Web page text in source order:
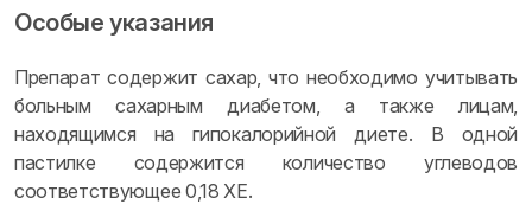
Особые указания
Препарат содержит сахар, что необходимо учитывать
больным сахарным диабетом, а также лицам,
находящимся на гипокалорийной диете. В одной
пастилке содержится количество углеводов
соответствующее 0,18 ХЕ.